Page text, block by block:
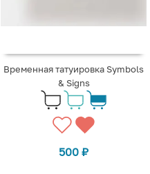
Временная татуировка Symbols
& Signs
500 ₽